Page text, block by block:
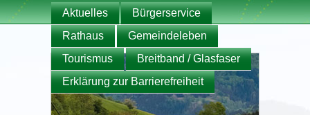
Aktuelles
Bürgerservice
Rathaus
Gemeindeleben
Tourismus
Breitband / Glasfaser
Erklärung zur Barrierefreiheit